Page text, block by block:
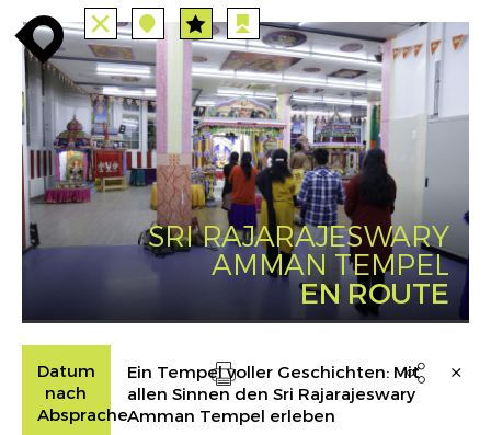
enroute enroute TUTTE station STAZIONI route PERCORSI
event EVENTS agenda FILTRO enroute INFO
close station angebote anreise
SRI RAJARAJESWARY
AMMAN TEMPEL
EN ROUTE
Datum
nach
Absprache
Ein Tempel voller Geschichten: Mit
allen Sinnen den Sri Rajarajeswary
Amman Tempel erleben
Drucken
